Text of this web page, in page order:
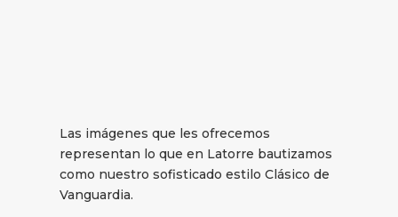
Las imágenes que les ofrecemos
representan lo que en Latorre bautizamos
como nuestro sofisticado estilo Clásico de
Vanguardia.